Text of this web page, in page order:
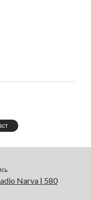
Narva | 580